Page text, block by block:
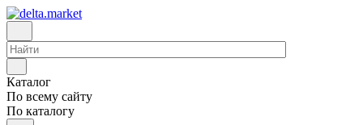
Каталог
По всему сайту
По каталогу